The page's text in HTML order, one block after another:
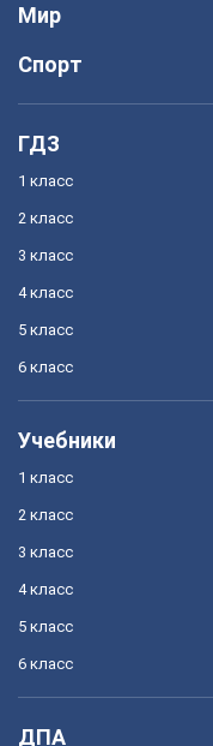
Мир
Спорт
ГДЗ
1 класс
2 класс
3 класс
4 класс
5 класс
6 класс
Учебники
1 класс
2 класс
3 класс
4 класс
5 класс
6 класс
ДПА